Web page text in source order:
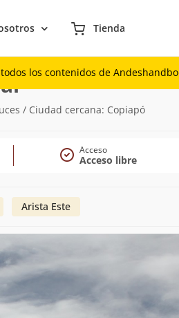
Tienda
los contenidos de
(6.629m)
/ Ciudad cercana: Copiapó
Acceso
Acceso libre
Arista Este